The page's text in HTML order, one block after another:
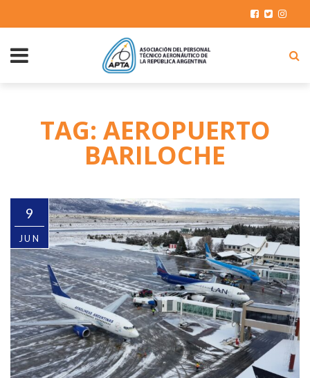
TAG: AEROPUERTO
BARILOCHE
9
JUN